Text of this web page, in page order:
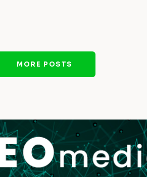
MORE POSTS